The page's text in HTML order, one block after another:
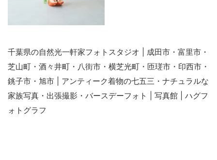
千葉県の自然光一軒家フォトスタジオ | 成田市・富里市・
芝山町・酒々井町・八街市・横芝光町・匝瑳市・印西市・
銚子市・旭市 | アンティーク着物の七五三・ナチュラルな
家族写真・出張撮影・バースデーフォト | 写真館 | ハグフ
ォトグラフ